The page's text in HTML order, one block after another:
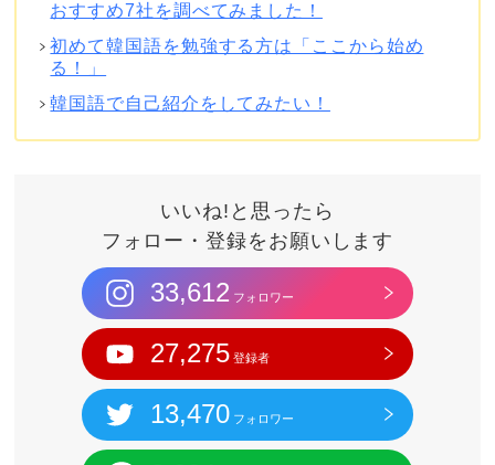
おすすめ7社を調べてみました！
初めて韓国語を勉強する方は「ここから始め
る！」
韓国語で自己紹介をしてみたい！
いいね!と思ったら
フォロー・登録をお願いします
33,612 フォロワー
27,275 登録者
13,470 フォロワー